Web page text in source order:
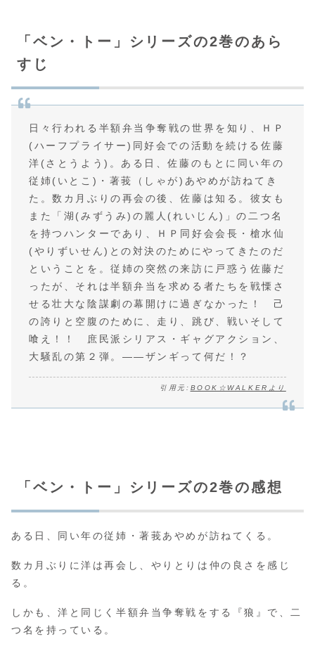
「ベン・トー」シリーズの2巻のあら
すじ
日々行われる半額弁当争奪戦の世界を知り、ＨＰ
(ハーフプライサー)同好会での活動を続ける佐藤
洋(さとうよう)。ある日、佐藤のもとに同い年の
従姉(いとこ)・著莪（しゃが)あやめが訪ねてき
た。数カ月ぶりの再会の後、佐藤は知る。彼女も
また「湖(みずうみ)の麗人(れいじん)」の二つ名
を持つハンターであり、ＨＰ同好会会長・槍水仙
(やりずいせん)との対決のためにやってきたのだ
ということを。従姉の突然の来訪に戸惑う佐藤だ
ったが、それは半額弁当を求める者たちを戦慄さ
せる壮大な陰謀劇の幕開けに過ぎなかった！ 己
の誇りと空腹のために、走り、跳び、戦いそして
喰え！！ 庶民派シリアス・ギャグアクション、
大騒乱の第２弾。――ザンギって何だ！？
引用元: BOOK☆WALKERより
「ベン・トー」シリーズの2巻の感想
ある日、同い年の従姉・著莪あやめが訪ねてくる。
数カ月ぶりに洋は再会し、やりとりは仲の良さを感じ
る。
しかも、洋と同じく半額弁当争奪戦をする『狼』で、二
つ名を持っている。